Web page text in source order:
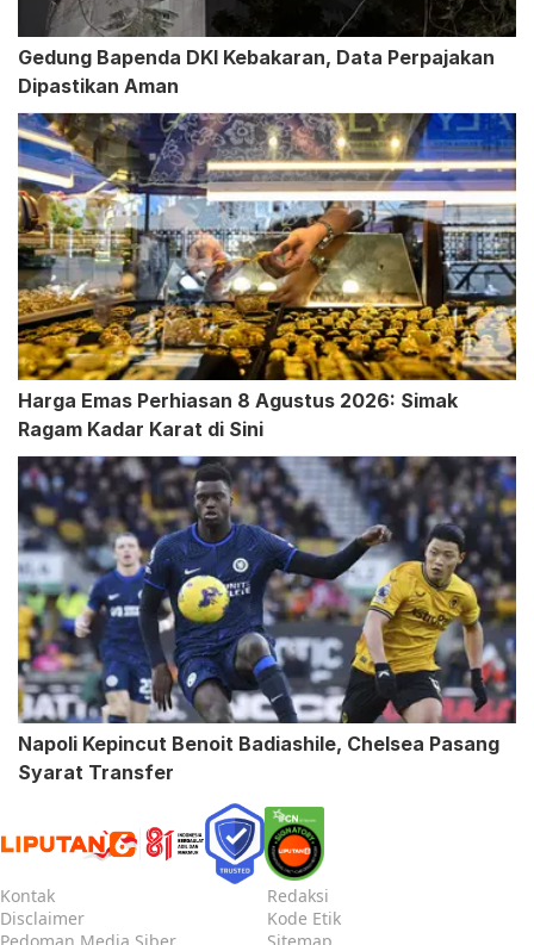
Gedung Bapenda DKI Kebakaran, Data Perpajakan
Dipastikan Aman
Harga Emas Perhiasan 8 Agustus 2026: Simak
Ragam Kadar Karat di Sini
Napoli Kepincut Benoit Badiashile, Chelsea Pasang
Syarat Transfer
Kontak
Redaksi
Disclaimer
Kode Etik